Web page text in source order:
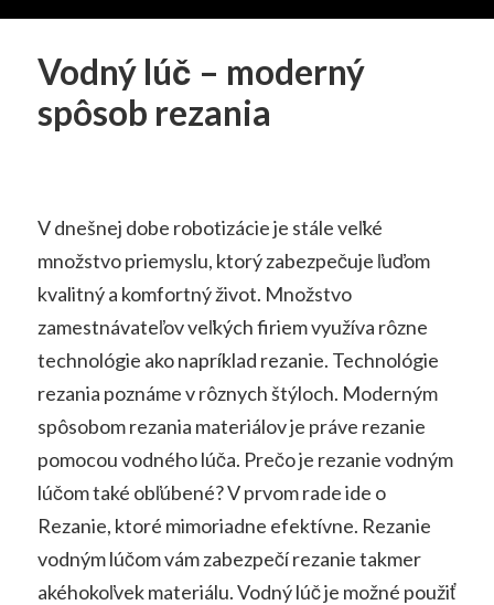
Vodný lúč – moderný
spôsob rezania
V dnešnej dobe robotizácie je stále veľké
množstvo priemyslu, ktorý zabezpečuje ľuďom
kvalitný a komfortný život. Množstvo
zamestnávateľov veľkých firiem využíva rôzne
technológie ako napríklad rezanie. Technológie
rezania poznáme v rôznych štýloch. Moderným
spôsobom rezania materiálov je práve rezanie
pomocou vodného lúča. Prečo je rezanie vodným
lúčom také obľúbené? V prvom rade ide o
Rezanie, ktoré mimoriadne efektívne. Rezanie
vodným lúčom vám zabezpečí rezanie takmer
akéhokoľvek materiálu. Vodný lúč je možné použiť